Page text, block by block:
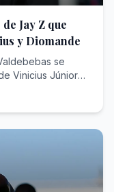
Jay Z que
y Diomande
además de Vinicius y Endrick en el Real Madrid, representa a Marc Bernal, el prometedor mediocentro azulgrana que el Barcelona blindó hasta 2029 con una cláusula de 500 millones.Y en mayo de este año llegó el matiz que define la nueva era: los clubes ya no solo negocian contra Roc Nation; ahora también la contratan. La agencia, que ya promociona la marca de la Serie A italiana en Estados Unidos, anunció el pasado 14 de mayo una alianza estratégica con el Chelsea por la que asumirá el crecimiento de la marca del club londinense y su conexión con el público estadounidense, a caballo entre el fútbol, la música y la cultura pop, con camiseta de edición limitada firmada por DJ Khaled incluida. El cazador se ha hecho también guardabosques: la misma empresa que tensa a los clubes en los despachos es la que otros clubes pagan para seducir al aficionado del futuro.El colofón en el MadridY así se llega al verano de 2026, el de la doble exhibición de fuerza en Chamartín. La historia de Yan Diomande parece escrita para el modelo Roc Nation: hace apenas dos años jugaba en la academia DME de Daytona Beach, en Florida; el Leganés lo rescató para su filial, el Leipzig ejecutó su cláusula por 20 millones en julio de 2025 y el marfileño respondió con la mejor temporada de un debutante en la Bundesliga, doce goles y ocho asistencias, antes de brillar con Costa de Marfil en el Mundial. El chico de Abiyán, que creció idolatrando a Cristiano Ronaldo, eligió el Bernabéu. La renovación de Vinicius fue un pulso más largo y más áspero: más de dieciocho meses de tira y afloja en los que llegó a darse por imposible mientras la relación del brasileño con Xabi Alonso, despedido tras solo 34 partidos, siguiera condicionando el vestuario que ahora dirige José Mourinho . El club, fiel a su liturgia, mantuvo su cláusula intacta en los 1.000 millones. Y sobre la mesa planeó siempre la palanca perfecta: una supuesta oferta desde el fútbol saudí que hubiese cambiado el panorama deportivo.El madridismo reconocerá la escena. En 2013 y en 2016, Jorge Mendes protagonizó pulsos idénticos con Florentino Pérez para renovar a Cristiano Ronaldo con la exigencia de mantenerlo en la cima salarial del planeta —en la cual había ascendido Leo Messi— y la misma cláusula simbólica de 1.000 millones. Ha cambiado el acento del negociador —del portugués de Gestifute al inglés corporativo de Michael Yormark—, no la naturaleza del pulso. La diferencia principal, con respecto a 2016, es que Yormark ha conseguido lo que Mendes no pudo: Vinicius vestirá de blanco cobrando un salario que le satisface. Dos contratos hasta 2032,